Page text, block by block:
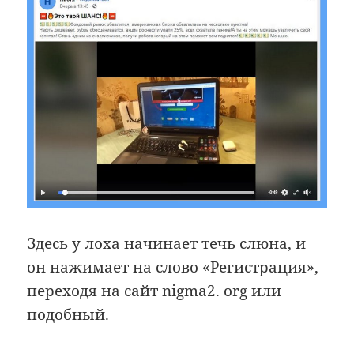
Здесь у лоха начинает течь слюна, и
он нажимает на слово «Регистрация»,
переходя на сайт nigma2. org или
подобный.